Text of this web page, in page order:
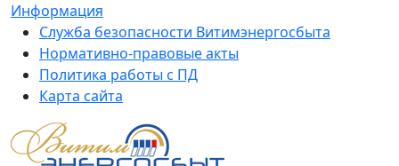
Информация
Служба безопасности Витимэнергосбыта
Нормативно-правовые акты
Политика работы с ПД
Карта сайта